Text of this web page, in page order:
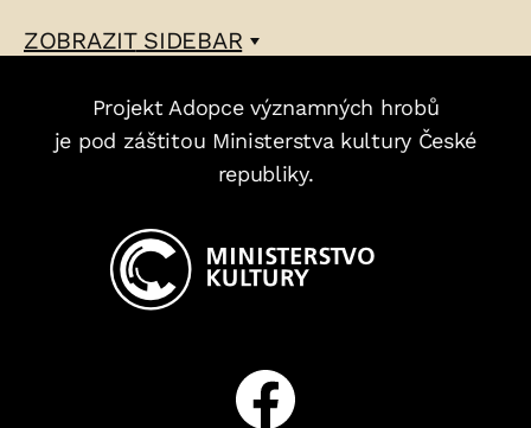
ZOBRAZITSIDEBAR
Projekt Adopce významných hrobů
je pod záštitou Ministerstva kultury České
republiky.
Facebook